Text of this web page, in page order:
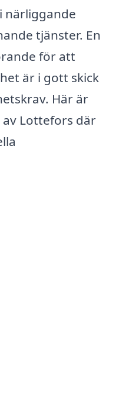
närliggande
tjänster. En
för att
är i gott skick
Här är
Lottefors där